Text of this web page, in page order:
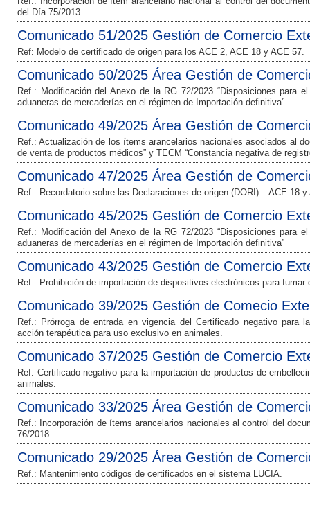
del Día 75/2013.
Comunicado 51/2025 Gestión de Comercio
Ref: Modelo de certificado de origen para los ACE 2, ACE 18 y ACE 57.
Comunicado 50/2025 Área Gestión de
Ref.: Modificación del Anexo de la RG 72/2023 “Disposiciones para
aduaneras de mercaderías en el régimen de Importación definitiva”
Comunicado 49/2025 Área Gestión de
Ref.: Actualización de los ítems arancelarios nacionales asociados al
de venta de productos médicos” y TECM “Constancia negativa de
Comunicado 47/2025 Área Gestión de
Ref.: Recordatorio sobre las Declaraciones de origen (DORI) – ACE 18 y
Comunicado 45/2025 Gestión de Comercio
Ref.: Modificación del Anexo de la RG 72/2023 “Disposiciones para
aduaneras de mercaderías en el régimen de Importación definitiva”
Comunicado 43/2025 Gestión de Comercio
Ref.: Prohibición de importación de dispositivos electrónicos para fumar
Comunicado 39/2025 Gestión de Comecio
Ref.: Prórroga de entrada en vigencia del Certificado negativo para
acción terapéutica para uso exclusivo en animales.
Comunicado 37/2025 Gestión de Comercio
Ref: Certificado negativo para la importación de productos de
animales.
Comunicado 33/2025 Área Gestión de
Ref.: Incorporación de ítems arancelarios nacionales al control del
76/2018.
Comunicado 29/2025 Área Gestión de
Ref.: Mantenimiento códigos de certificados en el sistema LUCIA.